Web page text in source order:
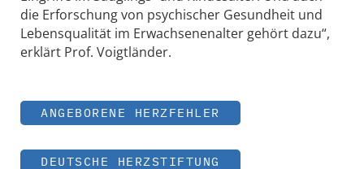
die Erforschung von psychischer Gesundheit und
Lebensqualität im Erwachsenenalter gehört dazu“,
erklärt Prof. Voigtländer.
ANGEBORENE HERZFEHLER
DEUTSCHE HERZSTIFTUNG